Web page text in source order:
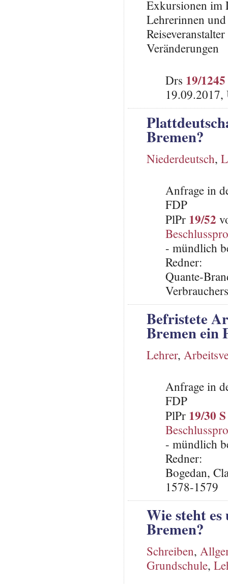
Exkursionen im
Lehrerinnen
Veränderungen
Drs 19/1245
Bremen?
Niederdeutsch,
Anfrage in
FDP
PlPr 19/52
- mündlich
Redner:
Quante-
Befristete
Bremen ein
Lehrer,
Anfrage in
FDP
PlPr 19/30 S
- mündlich
Redner:
Bogedan,
1578-1579
Wie steht
Bremen?
Schreiben,
Grundschule,